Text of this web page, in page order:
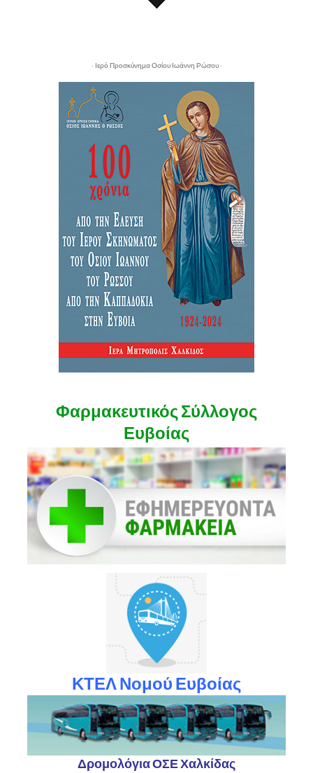
- Ιερό Προσκύνημα Οσίου Ιωάννη Ρώσου -
Φαρμακευτικός Σύλλογος
Ευβοίας
ΚΤΕΛ Νομού Ευβοίας
Δρομολόγια ΟΣΕ Χαλκίδας